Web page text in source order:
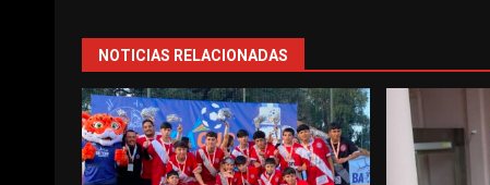
NOTICIAS RELACIONADAS